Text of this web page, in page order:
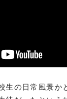
生の日常風景か